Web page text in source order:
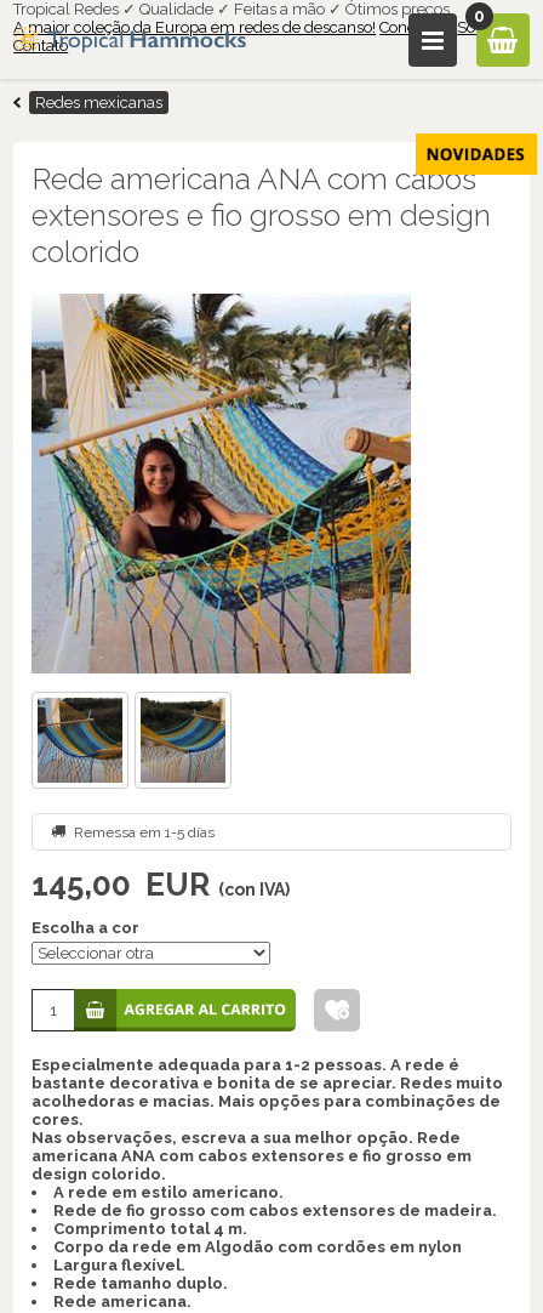
Tropical Redes ✓ Qualidade ✓ Feitas a mão ✓ Ótimos preços
A maior coleção da Europa em redes de descanso! Condições
Sobre nós
Contato
0
Redes mexicanas
Rede americana ANA com cabos
extensores e fio grosso em design
colorido
Remessa em 1-5 días
145,00 EUR (con IVA)
Escolha a cor
Especialmente adequada para 1-2 pessoas. A rede é
bastante decorativa e bonita de se apreciar. Redes muito
acolhedoras e macias. Mais opções para combinações de
cores.
Nas observações, escreva a sua melhor opção. Rede
americana ANA com cabos extensores e fio grosso em
design colorido.
A rede em estilo americano.
Rede de fio grosso com cabos extensores de madeira.
Comprimento total 4 m.
Corpo da rede em Algodão com cordões em nylon
Largura flexível.
Rede tamanho duplo.
Rede americana.